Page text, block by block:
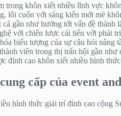
trong khôn xiết nhiều lĩnh vực
cuốn với sáng kiến mới mẻ
gần như hướng tới vấn đề thành
với chiến lược cải tiến với phát
biểu tượng của sự câu hỏi
viên trong thị trấn hội gần
đỉnh cao khôn xiết nhiều hình
cấp của event